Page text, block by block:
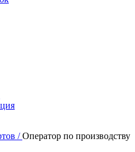
/Оператор по производству